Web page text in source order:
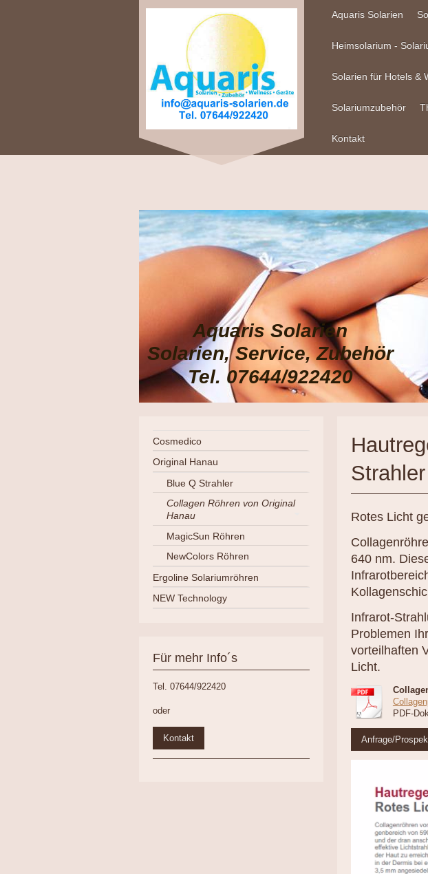
Aquaris Solarien
Heimsolarium -
Solarien für Hotels &
Solariumzubehör
Kontakt
Aquaris Solarien
Solarien, Service, Zubehör
Tel. 07644/922420
Strahler
Rotes Licht
640 nm.
Infrarot-
Problemen
vorteilhaften
Licht.
PDF-
Anfrage/
Cosmedico
Original Hanau
Blue Q Strahler
Collagen Röhren von Original
Hanau
MagicSun Röhren
NewColors Röhren
Ergoline Solariumröhren
NEW Technology
Für mehr Info´s
Tel. 07644/922420
oder
Kontakt